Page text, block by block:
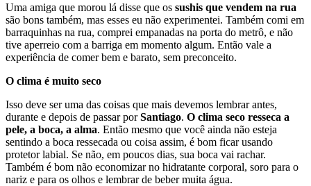
Uma amiga que morou lá disse que os sushis que vendem na rua
são bons também, mas esses eu não experimentei. Também comi em
barraquinhas na rua, comprei empanadas na porta do metrô, e não
tive aperreio com a barriga em momento algum. Então vale a
experiência de comer bem e barato, sem preconceito.
O clima é muito seco
Isso deve ser uma das coisas que mais devemos lembrar antes,
durante e depois de passar porSantiago. O clima seco resseca a
pele, a boca, a alma. Então mesmo que você ainda não esteja
sentindo a boca ressecada ou coisa assim, é bom ficar usando
protetor labial. Se não, em poucos dias, sua boca vai rachar.
Também é bom não economizar no hidratante corporal, soro para o
nariz e para os olhos e lembrar de beber muita água.